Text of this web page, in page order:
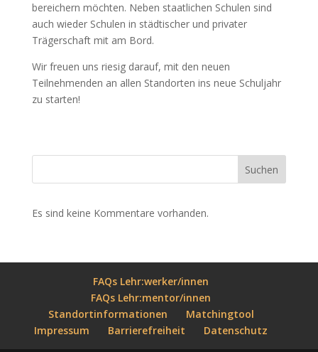
bereichern möchten. Neben staatlichen Schulen sind
auch wieder Schulen in städtischer und privater
Trägerschaft mit am Bord.
Wir freuen uns riesig darauf, mit den neuen
Teilnehmenden an allen Standorten ins neue Schuljahr
zu starten!
Suchen
Es sind keine Kommentare vorhanden.
FAQs Lehr:werker/innen
FAQs Lehr:mentor/innen
Standortinformationen
Matchingtool
Impressum
Barrierefreiheit Datenschutz